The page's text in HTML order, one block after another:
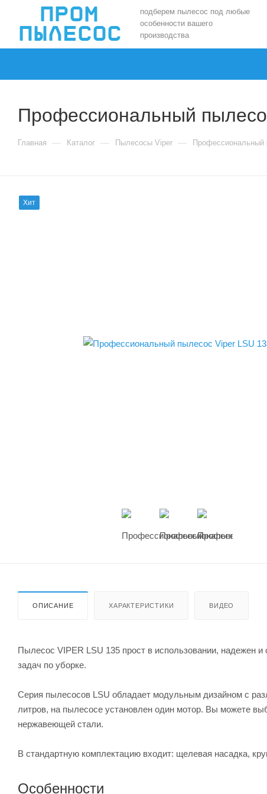
подберем пылесос под любые
особенности вашего
производства
Профессиональный
Главная — Каталог — Пылесосы Viper — Профессиональный
Хит
ОПИСАНИЕ ХАРАКТЕРИСТИКИ ВИДЕО
Пылесос VIPER LSU 135 прост в использовании, надежен
задач по уборке.
Серия пылесосов LSU обладает модульным дизайном с
литров, на пылесосе установлен один мотор. Вы можете
нержавеющей стали.
В стандартную комплектацию входит: щелевая насадка,
Особенности